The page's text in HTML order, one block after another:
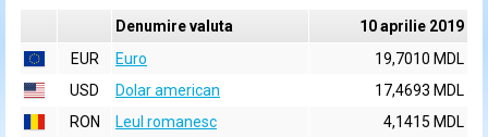
Denumire valuta
10 aprilie 2019
EUR
Euro
19,7010 MDL
USD
Dolar american
17,4693 MDL
RON
Leul romanesc
4,1415 MDL